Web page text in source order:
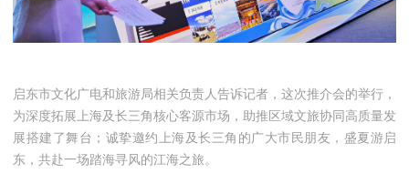
启东市文化广电和旅游局相关负责人告诉记者，这次推介会的举行，
为深度拓展上海及长三角核心客源市场，助推区域文旅协同高质量发
展搭建了舞台；诚挚邀约上海及长三角的广大市民朋友，盛夏游启
东，共赴一场踏海寻风的江海之旅。